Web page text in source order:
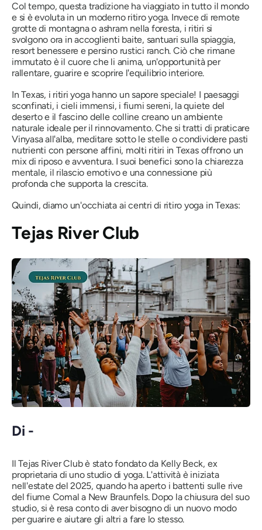
Col tempo, questa tradizione ha viaggiato in tutto il mondo
e si è evoluta in un moderno ritiro yoga. Invece di remote
grotte di montagna o ashram nella foresta, i ritiri si
svolgono ora in accoglienti baite, santuari sulla spiaggia,
resort benessere e persino rustici ranch. Ciò che rimane
immutato è il cuore che li anima, un'opportunità per
rallentare, guarire e scoprire l'equilibrio interiore.
In Texas, i ritiri yoga hanno un sapore speciale! I paesaggi
sconfinati, i cieli immensi, i fiumi sereni, la quiete del
deserto e il fascino delle colline creano un ambiente
naturale ideale per il rinnovamento. Che si tratti di praticare
Vinyasa all'alba, meditare sotto le stelle o condividere pasti
nutrienti con persone affini, molti ritiri in Texas offrono un
mix di riposo e avventura. I suoi benefici sono la chiarezza
mentale, il rilascio emotivo e una connessione più
profonda che supporta la crescita.
Quindi, diamo un'occhiata ai centri di ritiro yoga in Texas:
Tejas River Club
Di -
Il Tejas River Club è stato fondato da Kelly Beck, ex
proprietaria di uno studio di yoga. L'attività è iniziata
nell'estate del 2025, quando ha aperto i battenti sulle rive
del fiume Comal a New Braunfels. Dopo la chiusura del suo
studio, si è resa conto di aver bisogno di un nuovo modo
per guarire e aiutare gli altri a fare lo stesso.